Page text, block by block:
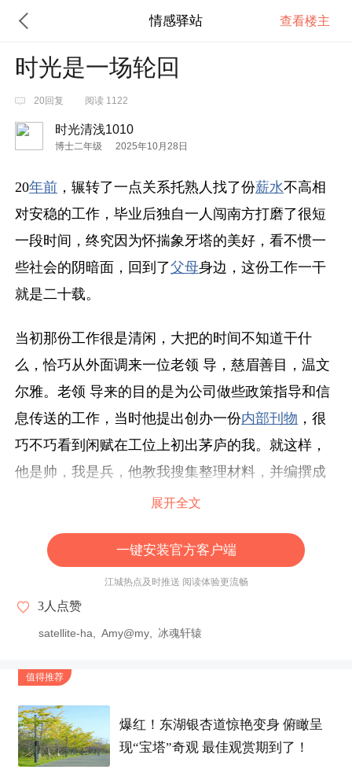
情感驿站 查看楼主
时光是一场轮回
20回复 阅读 1122
时光清浅1010
博士二年级 2025年10月28日
20年前 ，辗转了一点关系托熟人找了份薪水不高相
对安稳的工作，毕业后独自一人闯南方打磨了很短
一段时间，终究因为怀揣象牙塔的美好，看不惯一
些社会的阴暗面，回到了父母身边，这份工作一干
就是二十载。
当初那份工作很是清闲，大把的时间不知道干什
么，恰巧从外面调来一位老领 导，慈眉善目，温文
尔雅。老领 导来的目的是为公司做些政策指导和信
息传送的工作，当时他提出创办一份内部刊物 ，很
巧不巧看到闲赋在工位上初出茅庐的我。就这样，
他是帅，我是兵，他教我搜集整理材料，并编撰成
期刊，大到段落的编排，小到标点符号的运用，既
字的，对于个性乖张的人来说，安静地做自己喜欢
比虚度光阴更充实。
习一技之长，比如财务，比如考档案管理相关的证
书，更适合我这种个性沉稳的女生。
后来，因为工作变动的原因，刚好来了一位资历和
展开全文
一键安装官方客户端
江城热点及时推送 阅读体验更流畅
3人点赞
satellite-ha Amy@my 冰魂轩辕
值得推荐
爆红！东湖银杏道惊艳变身 俯瞰呈
现“宝塔”奇观 最佳观赏期到了！